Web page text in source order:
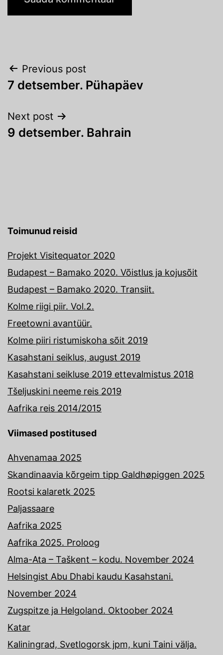
Navigeerimine
Previous post
7 detsember. Pühapäev
Next post
9 detsember. Bahrain
Toimunud reisid
Projekt Visitequator 2020
Budapest – Bamako 2020. Võistlus ja kojusõit
Budapest – Bamako 2020. Transiit.
Kolme riigi piir. Vol.2.
Freetowni avantüür.
Kolme piiri ristumiskoha sõit 2019
Kasahstani seiklus, august 2019
Kasahstani seikluse 2019 ettevalmistus 2018
Tšeljuskini neeme reis 2019
Aafrika reis 2014/2015
Viimased postitused
Ahvenamaa 2025
Skandinaavia kõrgeim tipp Galdhøpiggen 2025
Rootsi kalaretk 2025
Paljassaare
Aafrika 2025
Aafrika 2025. Proloog
Alma-Ata – Taškent – kodu. November 2024
Helsingist Abu Dhabi kaudu Kasahstani.
November 2024
Zugspitze ja Helgoland. Oktoober 2024
Katar
Kaliningrad, Svetlogorsk jpm, kuni Taini välja.